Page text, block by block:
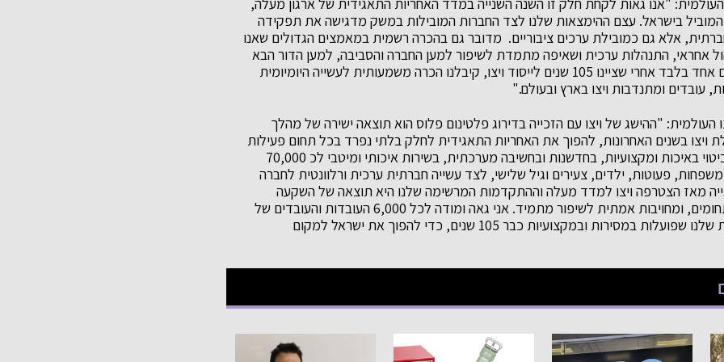
והמוביל בישראל. עצם ההימצאות שלנו לצד החברות המובילות במשק מדגישה את תפקידה
אלא גם כמובילת ערכים ציבוריים. מדובר גם בהכרה רשמית במאמצים הגדולים שאנו
אחראי, התנהלות ערכית ושאיפה מתמדת לשיפור למען החברה והסביבה, למען הדור הבא
ולמען עתיד טוב יותר. יום אחד בלבד אחרי שציינו 105 שנים לייסוד ויצו, קיבלנו הכרה משמעותית לעשייה היומיומית
עובדים ומתנדבות ויצו בארץ ובעולם."
העולמית: "ההישג של ויצו עם הזכייה בדירוג פלטינום פלוס הוא תוצאה ישירה של מהלך
ויצו בשנים האחרונות, להפוך את האחריות התאגידית לחלק בלתי נפרד בכל תחום פעילות
של הארגון. זה בא לידי ביטוי באיכות ומקצועיות, בחדשנות ובחשיבה מערכתית, בשירות איכותי ומיטבי לכ 70,000
פעוטות, ילדים, צעירים וגיל שלישי, לצד עשייה חברתית ערכית ורלוונטית לחברה
מאז הצטרפה ויצו למדד מעלה וההתקדמות המרשימה שלנו היא תוצאה של השקעה
יומיומית, עבודה חוצת תחומים, ומחויבות אמתית לשיפור מתמיד. אני גאה ומודה לכל 6,000 העובדות והעובדים של
ויצו ול-2,200 המתנדבות שלנו שפועלות במסירות ובמקצועיות כבר 105 שנים, כדי להפוך את ישראל למקום